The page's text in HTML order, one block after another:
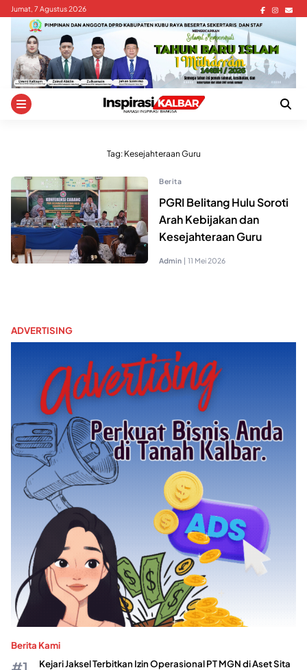
Skip
content
Jumat, 7 Agustus 2026
Tag: Kesejahteraan Guru
Berita
PGRI Belitang Hulu Soroti
Arah Kebijakan dan
Kesejahteraan Guru
Admin | 11 Mei 2026
ADVERTISING
Berita Kami
Kejari Jaksel Terbitkan Izin Operasional PT MGN di Aset Sita